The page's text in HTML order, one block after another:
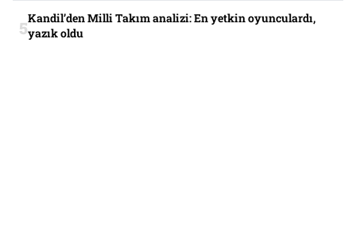
Kandil’den Milli Takım analizi: En yetkin oyunculardı,
yazık oldu